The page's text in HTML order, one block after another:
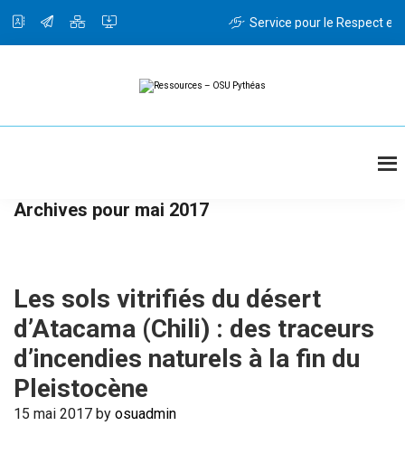
au
principal
à
barre
Service pour le Respect et
Ressources
OSU
Ressources
Archives pour mai 2017
Les sols vitrifiés du désert
d’Atacama (Chili) : des traceurs
d’incendies naturels à la fin du
Pleistocène
15 mai 2017 by osuadmin